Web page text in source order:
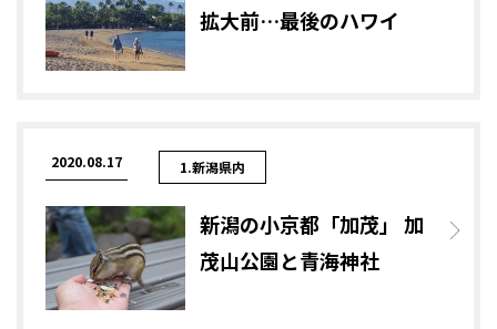
拡大前…最後のハワイ
2020.08.17 1.新潟県内
新潟の小京都「加茂」 加
茂山公園と青海神社